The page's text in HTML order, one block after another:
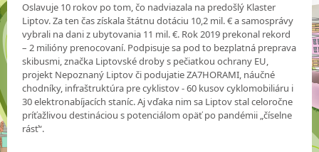
Oslavuje 10 rokov po tom, čo nadviazala na predošlý Klaster
Liptov. Za ten čas získala štátnu dotáciu 10,2 mil. € a samosprávy
vybrali na dani z ubytovania 11 mil. €. Rok 2019 prekonal rekord
– 2 milióny prenocovaní. Podpisuje sa pod to bezplatná preprava
skibusmi, značka Liptovské droby s pečiatkou ochrany EU,
projekt Nepoznaný Liptov či podujatie ZA7HORAMI, náučné
chodníky, infraštruktúra pre cyklistov - 60 kusov cyklomobiliáru i
30 elektronabíjacích staníc. Aj vďaka nim sa Liptov stal celoročne
príťažlivou destináciou s potenciálom opäť po pandémii „číselne
rásť“.